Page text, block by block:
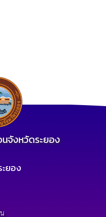
จังหวัดระยอง
ยอง